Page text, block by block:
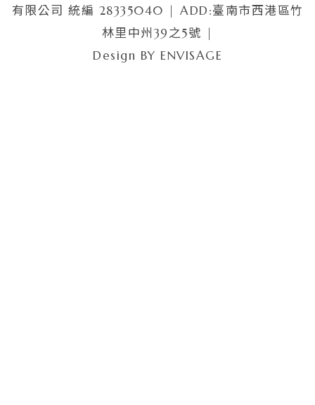
有限公司 統編 28335040 | ADD:臺南市西港區竹
林里中州39之5號 |
Design BY ENVISAGE